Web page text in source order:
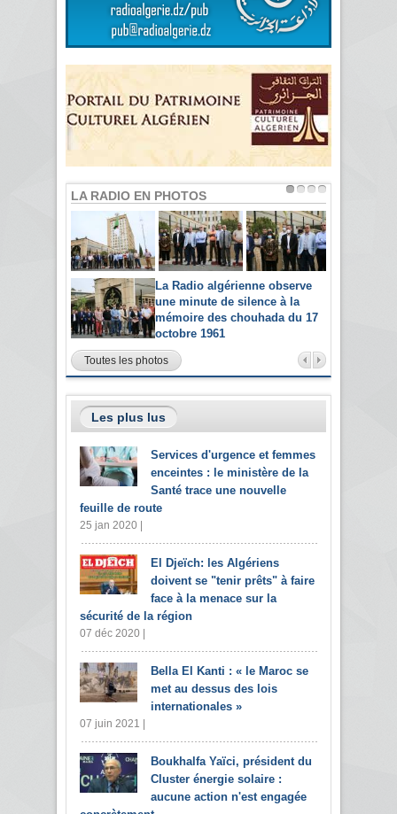
LA RADIO EN PHOTOS
La Radio algérienne observe
une minute de silence à la
mémoire des chouhada du 17
octobre 1961
Toutes les photos
Les plus lus
Services d'urgence et femmes
enceintes : le ministère de la
Santé trace une nouvelle
feuille de route
25 jan 2020 |
El Djeïch: les Algériens
doivent se "tenir prêts" à faire
face à la menace sur la
sécurité de la région
07 déc 2020 |
Bella El Kanti : « le Maroc se
met au dessus des lois
internationales »
07 juin 2021 |
Boukhalfa Yaïci, président du
Cluster énergie solaire :
aucune action n'est engagée